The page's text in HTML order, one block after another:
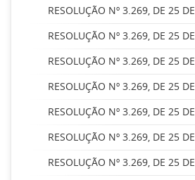
RESOLUÇÃO Nº 3.269, DE 25
RESOLUÇÃO Nº 3.269, DE 25
RESOLUÇÃO Nº 3.269, DE 25
RESOLUÇÃO Nº 3.269, DE 25
RESOLUÇÃO Nº 3.269, DE 25
RESOLUÇÃO Nº 3.269, DE 25
RESOLUÇÃO Nº 3.269, DE 25